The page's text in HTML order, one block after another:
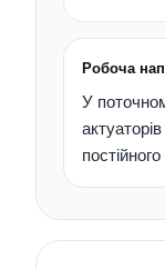
Робоча
У